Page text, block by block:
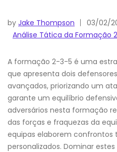
by Jake Thompson
03/02/
Análise Tática da Formação
A formação 2-3-5 é uma
que apresenta dois
avançados, priorizando um
garante um equilíbrio
adversários nesta formação
das forças e fraquezas da
equipas elaborem confrontos
personalizados. Dominar